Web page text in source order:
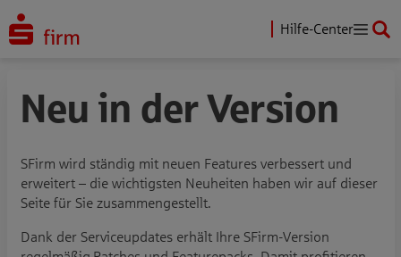
Hilfe-Center
Neu in der Version
SFirm wird ständig mit neuen Features verbessert und
erweitert – die wichtigsten Neuheiten haben wir auf dieser
Seite für Sie zusammengestellt.
Dank der Serviceupdates erhält Ihre SFirm-Version